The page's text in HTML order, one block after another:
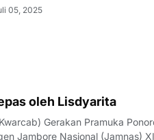
05, 2025
oleh Lisdyarita
Gerakan Pramuka
Jambore Nasional (Jamnas)